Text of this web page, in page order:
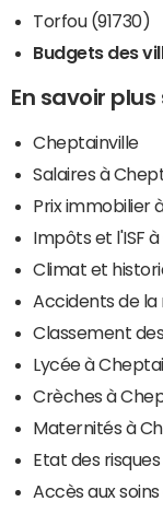
Torfou (91730)
Budgets des
En savoir
Cheptainville
Salaires à
Prix immobilier
Impôts et l'ISF
Climat et
Accidents de
Classement
Lycée à
Crèches à
Maternités à
Etat des
Accès aux